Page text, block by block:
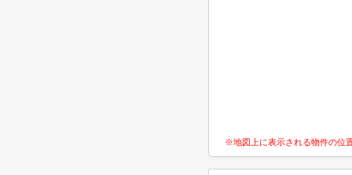
※地図上に表示される物件の位